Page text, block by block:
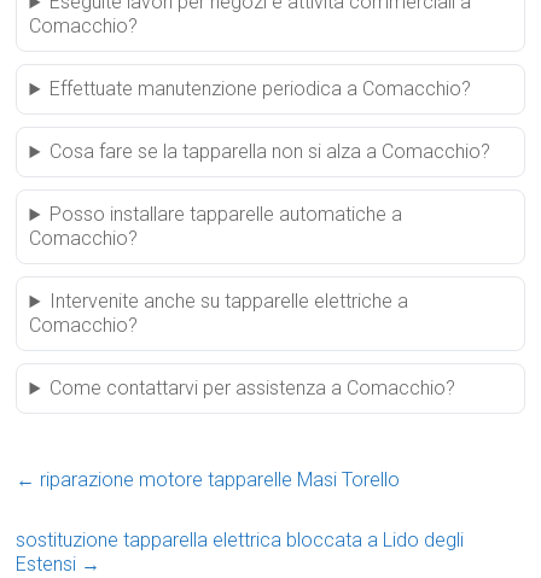
Comacchio?
Effettuate manutenzione periodica a Comacchio?
Cosa fare se la tapparella non si alza a Comacchio?
Posso installare tapparelle automatiche a
Comacchio?
Intervenite anche su tapparelle elettriche a
Comacchio?
Come contattarvi per assistenza a Comacchio?
← riparazione motore tapparelle Masi Torello
sostituzione tapparella elettrica bloccata a Lido degli
Estensi →